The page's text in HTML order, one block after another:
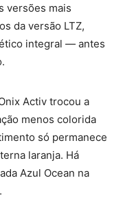
versões mais
da versão LTZ,
integral — antes
Activ trocou a
menos colorida
só permanece
laranja. Há
Azul Ocean na